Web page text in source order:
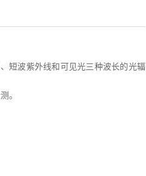
短波紫外线和可见光三种波长的光辐
。